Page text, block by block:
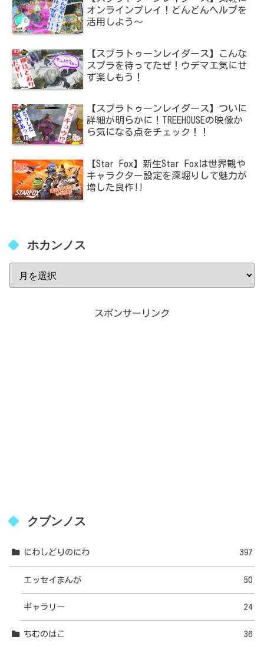
オンラインプレイ！どんどんヘルプを
活用しよう～
【スプラトゥーンレイダース】こんな
スプラを待ってたぜ！ウデマエ気にせ
ず楽しもう！
【スプラトゥーンレイダース】ついに
詳細が明らかに！TREEHOUSEの映像か
ら気になる点をチェック！！
【Star Fox】新生Star Foxは世界観や
キャラクター設定を深堀りして魅力が
増した良作!!
ホカンノス
スポンサーリンク
クブンノス
にわしどりのにわ 397
エッセイまんが 50
ギャラリー 24
ちむのはこ 36